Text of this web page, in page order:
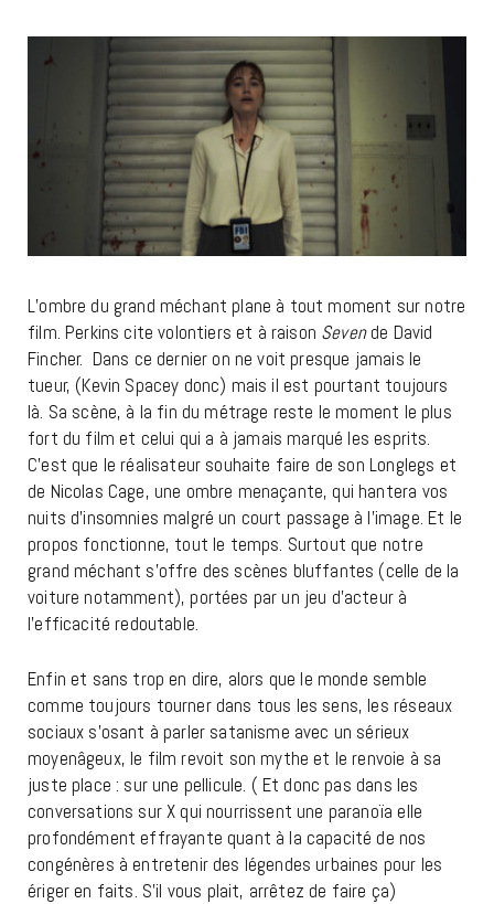
L’ombre du grand méchant plane à tout moment sur notre
film. Perkins cite volontiers et à raison Sevende David
Fincher. Dans ce dernier on ne voit presque jamais le
tueur, (Kevin Spacey donc) mais il est pourtant toujours
là. Sa scène, à la fin du métrage reste le moment le plus
fort du film et celui qui a à jamais marqué les esprits.
C’est que le réalisateur souhaite faire de son Longlegs et
de Nicolas Cage, une ombre menaçante, qui hantera vos
nuits d’insomnies malgré un court passage à l’image. Et le
propos fonctionne, tout le temps. Surtout que notre
grand méchant s’offre des scènes bluffantes (celle de la
voiture notamment), portées par un jeu d’acteur à
l’efficacité redoutable.
Enfin et sans trop en dire, alors que le monde semble
comme toujours tourner dans tous les sens, les réseaux
sociaux s’osant à parler satanisme avec un sérieux
moyenâgeux, le film revoit son mythe et le renvoie à sa
juste place : sur une pellicule. ( Et donc pas dans les
conversations sur X qui nourrissent une paranoïa elle
profondément effrayante quant à la capacité de nos
congénères à entretenir des légendes urbaines pour les
ériger en faits. S’il vous plait, arrêtez de faire ça)